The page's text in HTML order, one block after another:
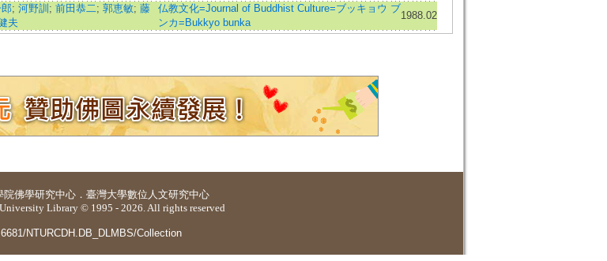
; 河野訓 ; 前田恭二; 郭恵敏; 藤
夫
仏教文化=Journal of Buddhist Culture=ブッキョウ ブ
ンカ=Bukkyo bunka
1988.02
院佛學研究中心 ． 臺灣大學數位人文研究中心
Library © 1995 - 2026. All rights reserved
NTURCDH.DB_DLMBS/Collection